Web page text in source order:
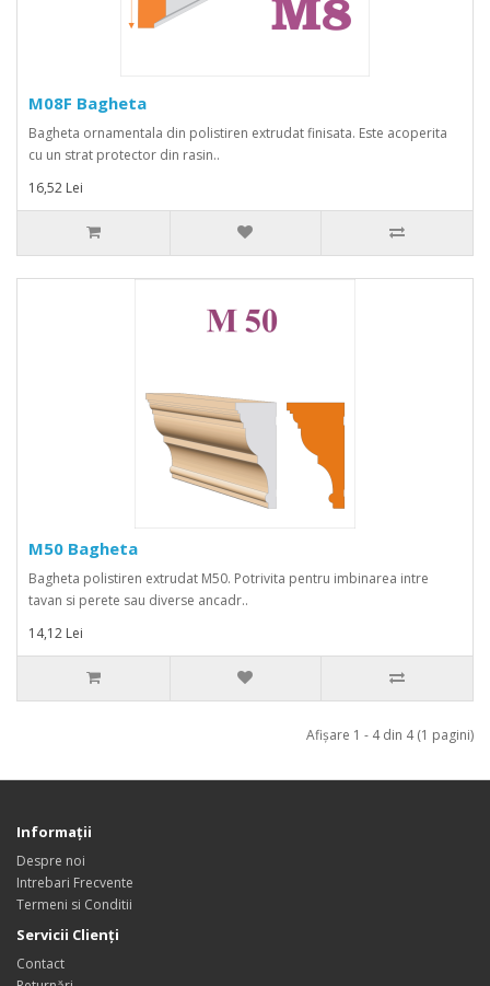
M08F Bagheta
Bagheta ornamentala din polistiren extrudat finisata. Este acoperita
cu un strat protector din rasin..
16,52 Lei
M50 Bagheta
Bagheta polistiren extrudat M50. Potrivita pentru imbinarea intre
tavan si perete sau diverse ancadr..
14,12 Lei
Afişare 1 - 4 din 4 (1 pagini)
Informaţii
Despre noi
Intrebari Frecvente
Termeni si Conditii
Servicii Clienţi
Contact